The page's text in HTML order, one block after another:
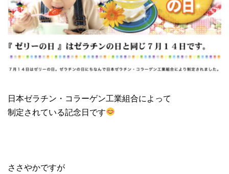
日本ゼラチン・コラーゲン工業組合によって
制定されている記念日です
ささやかですが